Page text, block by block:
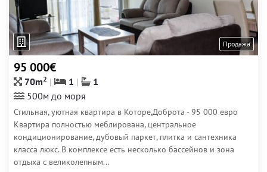
Продажа
95 000€
70m2 1
1
500м до моря
Стильная, уютная квартира в Которе,Доброта - 95 000 евро
Квартира полностью меблирована, центральное
кондиционирование, дубовый паркет, плитка и сантехника
класса люкс. В комплексе есть несколько бассейнов и зона
отдыха с великолепным...